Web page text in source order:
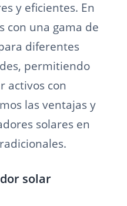
y eficientes. En
con una gama de
diferentes
permitiendo
activos con
las ventajas y
solares en
solar